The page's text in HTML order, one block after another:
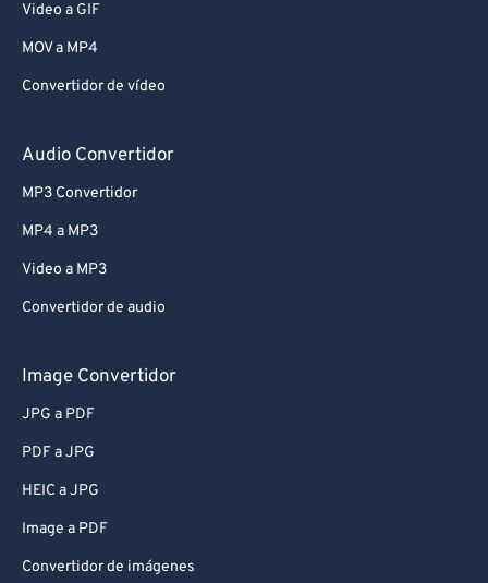
Video a GIF
MOV a MP4
Convertidor de vídeo
Audio Convertidor
MP3 Convertidor
MP4 a MP3
Video a MP3
Convertidor de audio
Image Convertidor
JPG a PDF
PDF a JPG
HEIC a JPG
Image a PDF
Convertidor de imágenes